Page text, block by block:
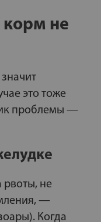
не
это тоже
проблемы —
рвоты, не
—
Когда